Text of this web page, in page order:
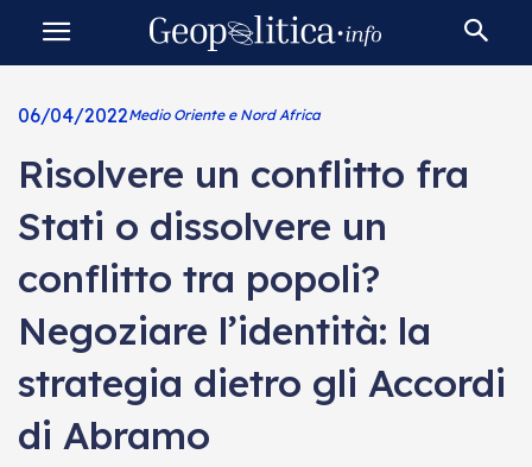
06/04/2022Medio Oriente e Nord Africa
Risolvere un conflitto fra
Stati o dissolvere un
conflitto tra popoli?
Negoziare l’identità: la
strategia dietro gli Accordi
di Abramo